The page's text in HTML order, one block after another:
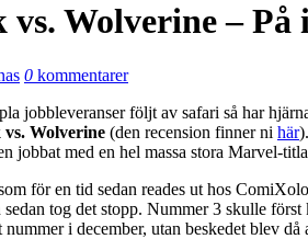
Wolverine – På
0 kommentarer
jobbleveranser följt av safari så har
Wolverine (den recension finner ni här).
jobbat med en hel massa stora Marvel-
för en tid sedan reades ut hos
tog det stopp. Nummer 3 skulle
i december, utan beskedet blev